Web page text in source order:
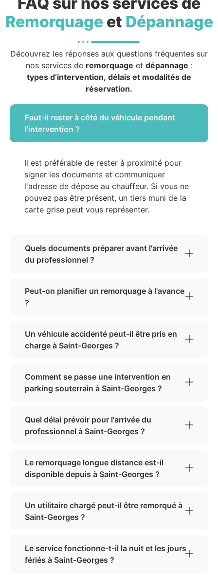
Remorquageet Dépannage
Découvrez les réponses aux questions fréquentes sur
nos services de remorquage et dépannage :
types d’intervention, délais et modalités de
réservation.
Faut-il rester à côté du véhicule pendant
l'intervention ?
Il est préférable de rester à proximité pour
signer les documents et communiquer
l'adresse de dépose au chauffeur. Si vous ne
pouvez pas être présent, un tiers muni de la
carte grise peut vous représenter.
Quels documents préparer avant l'arrivée
du professionnel ?
Peut-on planifier un remorquage à l'avance
?
Un véhicule accidenté peut-il être pris en
charge à Saint-Georges ?
Comment se passe une intervention en
parking souterrain à Saint-Georges ?
Quel délai prévoir pour l'arrivée du
professionnel à Saint-Georges ?
Le remorquage longue distance est-il
disponible depuis à Saint-Georges ?
Un utilitaire chargé peut-il être remorqué à
Saint-Georges ?
Le service fonctionne-t-il la nuit et les jours
fériés à Saint-Georges ?